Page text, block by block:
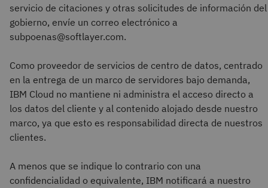
servicio de citaciones y otras solicitudes de información del
gobierno, envíe un correo electrónico a
subpoenas@softlayer.com.
Como proveedor de servicios de centro de datos, centrado
en la entrega de un marco de servidores bajo demanda,
IBM Cloud no mantiene ni administra el acceso directo a
los datos del cliente y al contenido alojado desde nuestro
marco, ya que esto es responsabilidad directa de nuestros
clientes.
A menos que se indique lo contrario con una
confidencialidad o equivalente, IBM notificará a nuestro